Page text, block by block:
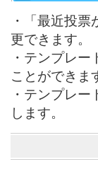
・「最近投
更できます。
・テンプレ
ことができま
・テンプレ
します。